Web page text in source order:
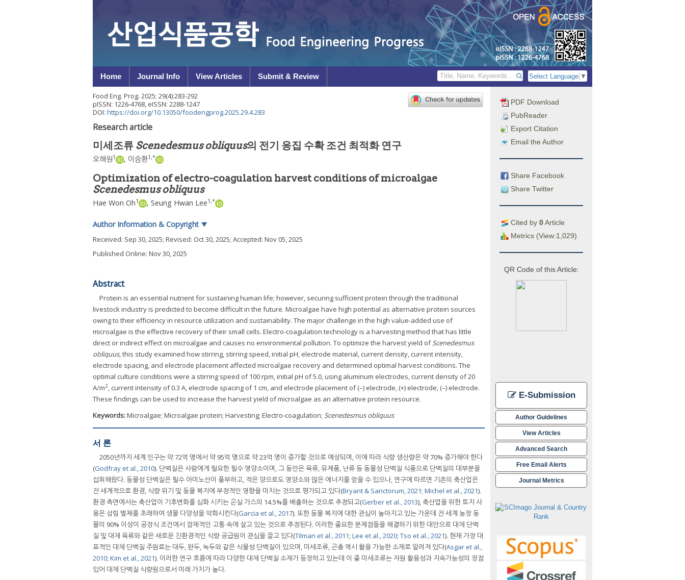
Home Journal Info View Articles Submit & Review Select Language ▼
PDF Download
PubReader
Export Citation
Email the Author
Share Facebook
Share Twitter
Cited by 0Article
Metrics (View:1,029)
QR Code of this Article:
E-Submission
Author Guidelines
View Articles
Advanced Search
Free Email Alerts
Journal Metrics
Food Eng. Prog. 2025; 29(4):283-292
pISSN: 1226-4768, eISSN: 2288-1247
DOI: https://doi.org/10.13050/foodengprog.2025.29.4.283
Research article
미세조류 Scenedesmus obliquus의 전기 응집 수확 조건 최적화 연구
오해원1 , 이승환1 ,*
Optimization of electro-coagulation harvest conditions of microalgae
Scenedesmus obliquus
Hae Won Oh1 , Seung Hwan Lee1 ,*
Author Information & Copyright ▼
Received: Sep 30, 2025; Revised: Oct 30, 2025; Accepted: Nov 05, 2025
Published Online: Nov 30, 2025
Abstract
Protein is an essential nutrient for sustaining human life; however, securing sufficient protein through the traditional
livestock industry is predicted to become difficult in the future. Microalgae have high potential as alternative protein sources
owing to their efficiency in resource utilization and sustainability. The major challenge in the high value-added use of
microalgae is the effective recovery of their small cells. Electro-coagulation technology is a harvesting method that has little
direct or indirect effect on microalgae and causes no environmental pollution. To optimize the harvest yield ofScenedesmus
obliquus, this study examined how stirring, stirring speed, initial pH, electrode material, current density, current intensity,
electrode spacing, and electrode placement affected microalgae recovery and determined optimal harvest conditions. The
optimal culture conditions were a stirring speed of 100 rpm, initial pH of 5.0, using aluminum electrodes, current density of 20
A/m2, current intensity of 0.3 A, electrode spacing of 1 cm, and electrode placement of (–) electrode, (+) electrode, (–) electrode.
These findings can be used to increase the harvest yield of microalgae as an alternative protein resource.
Keywords:Microalgae; Microalgae protein; Harvesting; Electro-coagulation; Scenedesmus obliquus
서 론
2050년까지 세계 인구는 약 72억 명에서 약 95억 명으로 약 23억 명이 증가할 것으로 예상되며, 이에 따라 식량 생산량은 약 70% 증가해야 한다
(Godfray et al., 2010). 단백질은 사람에게 필요한 필수 영양소이며, 그 동안은 육류, 유제품, 난류 등 동물성 단백질 식품으로 단백질의 대부분을
섭취해왔다. 동물성 단백질은 필수 아미노산이 풍부하고, 적은 양으로도 영양소와 많은 에너지를 얻을 수 있으나, 연구에 따르면 기존의 축산업은
전 세계적으로 환경, 식량 위기 및 동물 복지에 부정적인 영향을 미치는 것으로 평가되고 있다(Bryant & Sanctorum, 2021; Michel et al., 2021).
환경 측면에서는 축산업이 기후변화를 심화 시키는 온실 가스의 14.5%를 배출하는 것으로 추정되고(Gerber et al., 2013), 축산업을 위한 토지 사
용은 삼림 벌채를 초래하여 생물 다양성을 악화시킨다(Garcia et al., 2017). 또한 동물 복지에 대한 관심이 높아지고 있는 가운데 전 세계 농장 동
물의 90% 이상이 공장식 조건에서 잠재적인 고통 속에 살고 있는 것으로 추정된다. 이러한 중요한 문제점들을 해결하기 위한 대안으로 대체 단백
질 및 대체 육류와 같은 새로운 친환경적인 식량 공급원이 관심을 끌고 있다(Tilman et al., 2011; Lee et al., 2020; Tso et al., 2021). 현재 가장 대
표적인 대체 단백질 주원료는 대두, 완두, 녹두와 같은 식물성 단백질이 있으며, 미세조류, 곤충 역시 활용 가능한 소재로 알려져 있다(Asgar et al.,
2010; Kim et al., 2021). 이러한 연구 흐름에 따라 다양한 대체 단백질 소재가 등장하고 있는데 이 중 미세조류는 자원 활용성과 지속가능성의 장점
있어 대체 단백질 식량원으로서 미래 가치가 높다.